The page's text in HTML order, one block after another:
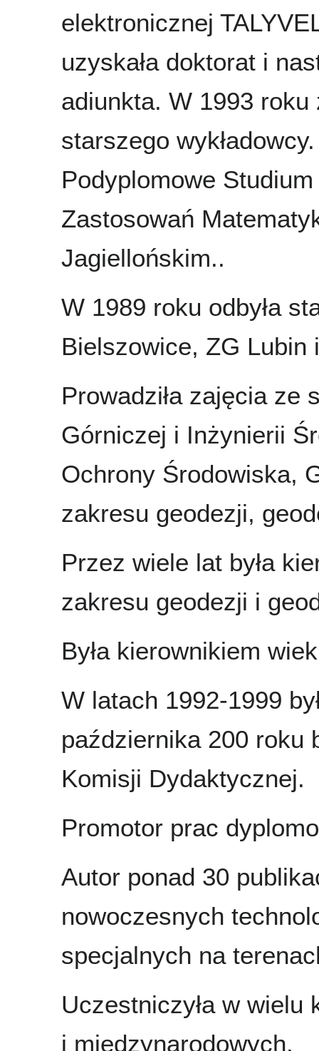
elektronicznej
uzyskała doktorat i
adiunkta. W 1993 roku
starszego
Podyplomowe
Zastosowań
Jagiellońskim..
W 1989 roku odbyła
Bielszowice, ZG Lubin
Prowadziła zajęcia ze
Górniczej i Inżynierii
Ochrony Środowiska,
zakresu geodezji,
Przez wiele lat była
zakresu geodezji i
Była kierownikiem
W latach 1992-1999
października 200 roku
Komisji Dydaktycznej.
Promotor prac
Autor ponad 30
nowoczesnych
specjalnych na
Uczestniczyła w
i międzynarodowych.